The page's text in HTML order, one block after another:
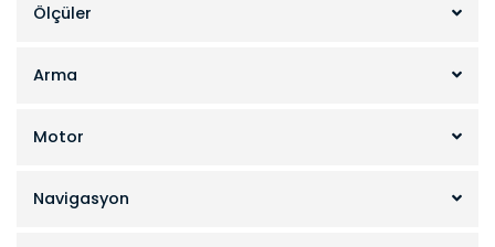
Ölçüler
Arma
Motor
Navigasyon